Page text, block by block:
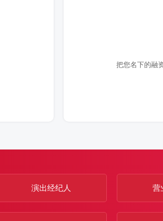
把您名下的融
演出经纪人 营